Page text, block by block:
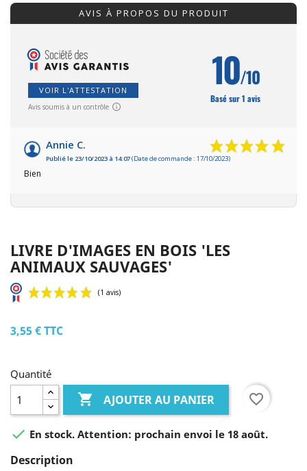
AVIS À PROPOS DU PRODUIT
VOIR L'ATTESTATION
Avis soumis à un contrôle
10/10
Basé sur 1 avis
Annie C.
Publié le 23/10/2023 à 14:07(Date de commande : 17/10/2023)
Bien
LIVRE D'IMAGES EN BOIS 'LES
ANIMAUX SAUVAGES'
3,55 €TTC
Quantité
 AJOUTER AU PANIER favorite_border
 En stock. Attention: prochain envoi le 18 août.
Description